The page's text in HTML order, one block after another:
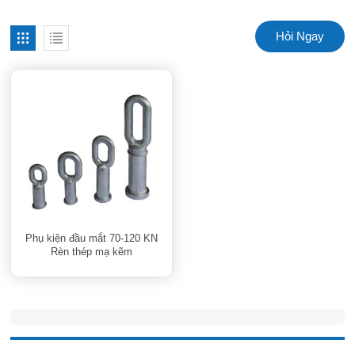
Hỏi Ngay
Phụ kiện đầu mắt 70-120 KN
Rèn thép mạ kẽm